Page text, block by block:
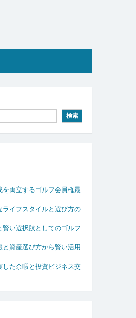
検索
両立するゴルフ会員権最
イフスタイルと選び方の
い選択肢としてのゴルフ
資産選び方から賢い活用
た余暇と投資ビジネス交